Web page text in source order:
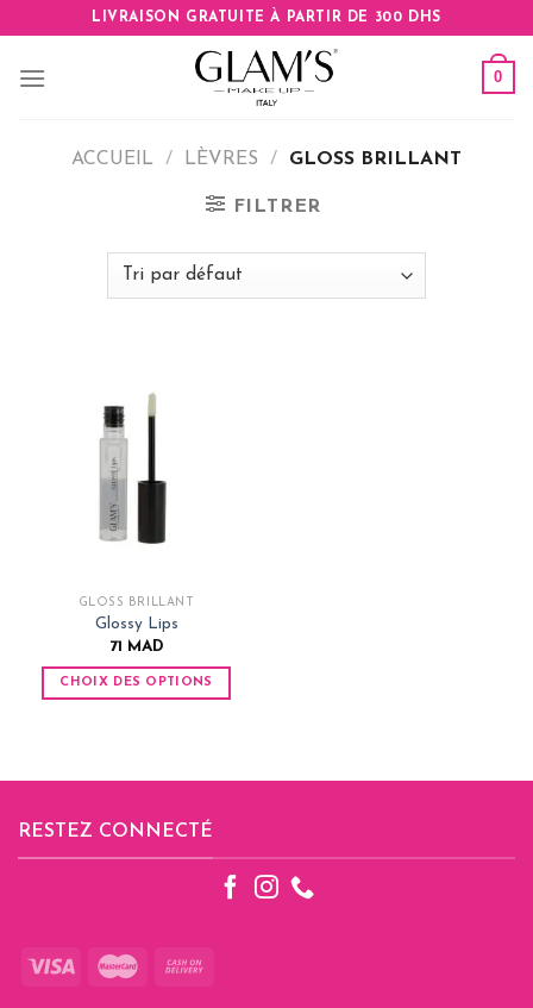
content
LIVRAISON GRATUITE À PARTIR DE 300 DHS
0
ACCUEIL / LÈVRES / GLOSS BRILLANT
FILTRER
GLOSS BRILLANT
Glossy Lips
71 MAD
CHOIX DES OPTIONS
plusieurs
Les
options
sur
RESTEZ CONNECTÉ